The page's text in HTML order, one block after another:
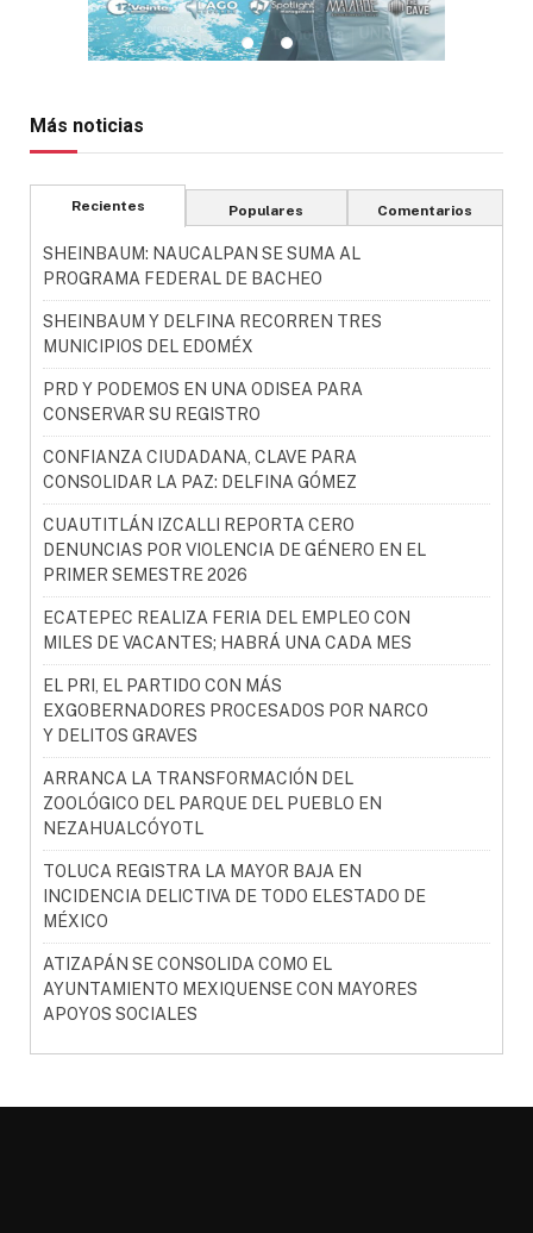
Más noticias
Recientes Populares Comentarios
SHEINBAUM: NAUCALPAN SE SUMA AL
PROGRAMA FEDERAL DE BACHEO
SHEINBAUM Y DELFINA RECORREN TRES
MUNICIPIOS DEL EDOMÉX
PRD Y PODEMOS EN UNA ODISEA PARA
CONSERVAR SU REGISTRO
CONFIANZA CIUDADANA, CLAVE PARA
CONSOLIDAR LA PAZ: DELFINA GÓMEZ
CUAUTITLÁN IZCALLI REPORTA CERO
DENUNCIAS POR VIOLENCIA DE GÉNERO EN EL
PRIMER SEMESTRE 2026
ECATEPEC REALIZA FERIA DEL EMPLEO CON
MILES DE VACANTES; HABRÁ UNA CADA MES
EL PRI, EL PARTIDO CON MÁS
EXGOBERNADORES PROCESADOS POR NARCO
Y DELITOS GRAVES
ARRANCA LA TRANSFORMACIÓN DEL
ZOOLÓGICO DEL PARQUE DEL PUEBLO EN
NEZAHUALCÓYOTL
TOLUCA REGISTRA LA MAYOR BAJA EN
INCIDENCIA DELICTIVA DE TODO ELESTADO DE
MÉXICO
ATIZAPÁN SE CONSOLIDA COMO EL
AYUNTAMIENTO MEXIQUENSE CON MAYORES
APOYOS SOCIALES